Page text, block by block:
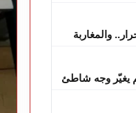
والمغاربة
يغيّر وجه شاطئ